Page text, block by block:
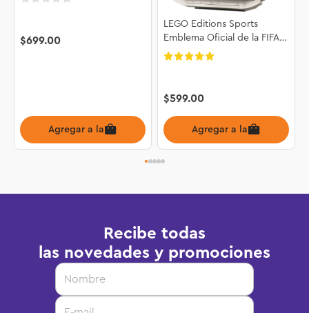
$699.00
Agregar a la bolsa
LEGO Editions Sports
Emblema Oficial de la FIFA
World Cup 2026™ 43032
$599.00
Agregar a la bolsa
Recibe todas
las novedades y promociones